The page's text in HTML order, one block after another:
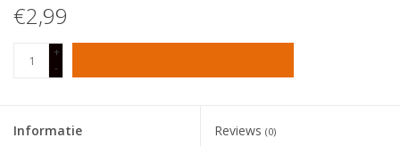
Kalenders
Keuken textiele
Bakken & Braden
€2,99
+
-
Informatie Reviews (0)